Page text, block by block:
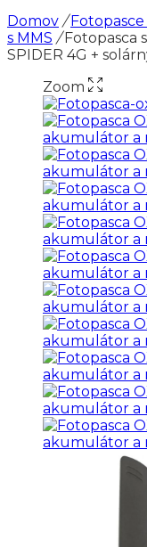
Domov /
s MMS /Fotopasca
SPIDER 4G +
Zoom